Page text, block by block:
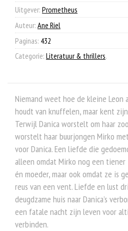
Uitgever: Prometheus
Auteur: Ane Riel
Paginas: 432
Categorie: Literatuur & thrillers.
Niemand weet hoe de kleine Leon
houdt van knuffelen, maar kent
Terwijl Danica worstelt om haar
worstelt haar buurjongen Mirko
voor Danica. Een liefde die
alleen omdat Mirko nog een tiener
én moeder, maar ook omdat ze is
reus van een vent. Liefde en lust
deugdzame huis naar Danica’s
een fatale nacht zijn leven voor
verbinden.